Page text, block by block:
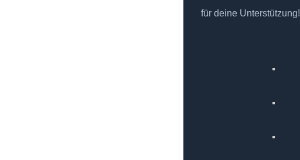
für deine Unterstützung!